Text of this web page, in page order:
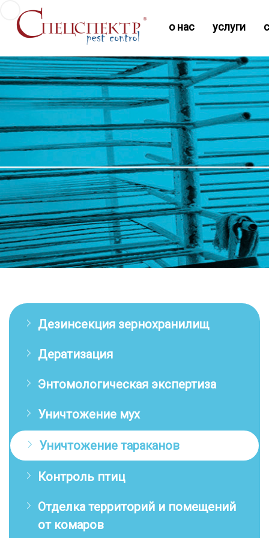
о нас услуги
Дезинсекция зернохранилищ
Дератизация
Энтомологическая экспертиза
Уничтожение мух
Уничтожение тараканов
Контроль птиц
Отделка территорий и помещений
от комаров